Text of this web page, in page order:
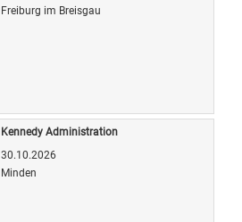
Freiburg im Breisgau
Kennedy Administration
30.10.2026
Minden